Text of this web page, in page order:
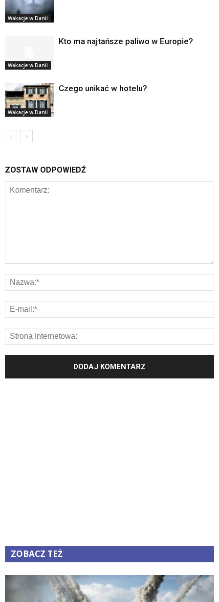
Wakacje w Danii
Wakacje w Danii
Kto ma najtańsze paliwo w Europie?
Wakacje w Danii
Czego unikać w hotelu?
ZOSTAW ODPOWIEDŹ
ZOBACZ TEŻ